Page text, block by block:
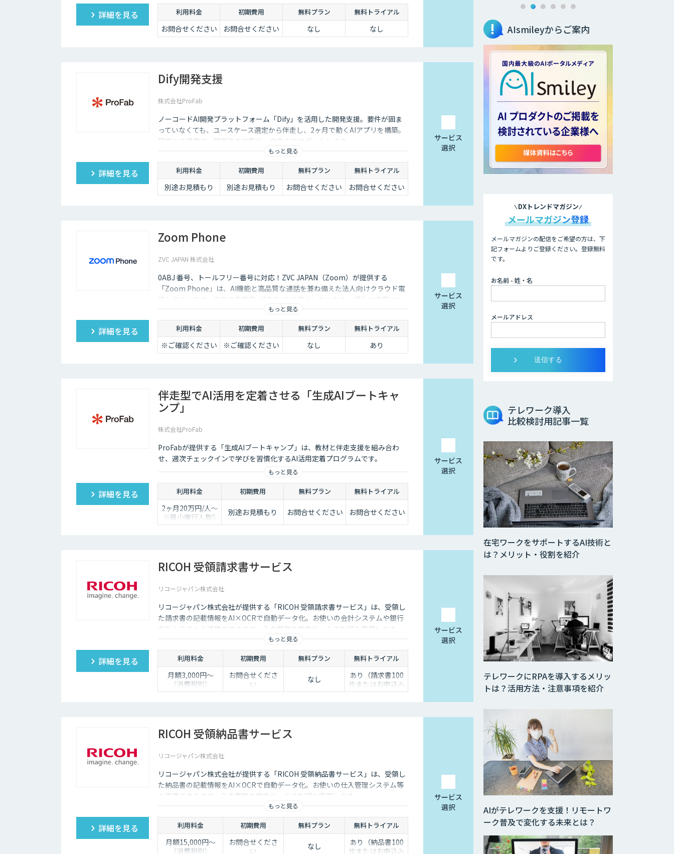
詳細を見る 利用料金 初期費用 無料プラン 無料トライアル
お問合せください お問合せください なし なし
Dify開発支援
株式会社ProFab
ノーコードAI開発プラットフォーム「Dify」を活用した開発支援。要件が固ま
っていなくても、ユースケース選定から伴走し、2ヶ月で動くAIアプリを構築。
研修との連携で、開発後の内製化・自走までサポートします。
もっと見る
詳細を見る 利用料金 初期費用 無料プラン 無料トライアル
別途お見積もり 別途お見積もり お問合せください お問合せください
サービス
選択
Zoom Phone
ZVC JAPAN 株式会社
0ABJ 番号、トールフリー番号に対応！ZVC JAPAN（Zoom）が提供する
「Zoom Phone」は、AI機能と高品質な通話を兼ね備えた法人向けクラウド電
話システムです。従来の交換機（PBX）を必要としないため、導入や運用にか
かるコストを大幅に削減できます。もっと見る
詳細を見る 利用料金 初期費用 無料プラン 無料トライアル
※ご確認ください ※ご確認ください なし あり
サービス
選択
伴走型でAI活用を定着させる「生成AIブートキャ
ンプ」
株式会社ProFab
ProFabが提供する「生成AIブートキャンプ」は、教材と伴走支援を組み合わ
せ、週次チェックインで学びを習慣化するAI活用定着プログラムです。
もっと見る
詳細を見る 利用料金 初期費用 無料プラン 無料トライアル
2ヶ月20万円/人〜
※最小催行人数5
名〜
別途お見積もり お問合せください お問合せください
サービス
選択
RICOH 受領請求書サービス
リコージャパン株式会社
リコージャパン株式会社が提供する「RICOH 受領請求書サービス」は、受領し
た請求書の記載情報をAI×OCRで自動データ化。お使いの会計システムや銀行
支払システムと連携できるので、入力業務の効率化、ミス削減を実現します。
もっと見る
詳細を見る 利用料金 初期費用 無料プラン 無料トライアル
月額3,000円～
（消費税別）
データ修正代
行）：サービス利
18,000円～（消費
・電子保存オプシ
ョン（改正電帳法
に対応した電子保
お問合せくださ
い
なし
あり（請求書100
枚またはお申込み
の翌月末まで）
サービス
選択
RICOH 受領納品書サービス
リコージャパン株式会社
リコージャパン株式会社が提供する「RICOH 受領納品書サービス」は、受領し
た納品書の記載情報をAI×OCRで自動データ化。お使いの仕入管理システム等
と連携できるので、入力業務の効率化、ミス削減を実現します。
もっと見る
詳細を見る 利用料金 初期費用 無料プラン 無料トライアル
月額15,000円～
（消費税別）
お問合せくださ
い
なし
あり（納品書100
枚またはお申込み
サービス
選択
AIsmileyからご案内
DXトレンドマガジン
メールマガジン登録
メールマガジンの配信をご希望の方は、下
記フォームよりご登録ください。登録無料
です。
お名前 - 姓・名
メールアドレス
テレワーク導入
比較検討用記事一覧
テレワークにRPAを導入するメリッ
トは？活用方法・注意事項を紹介
AIがテレワークを支援！リモートワ
ーク普及で変化する未来とは？
在宅ワークをサポートするAI技術と
は？メリット・役割を紹介